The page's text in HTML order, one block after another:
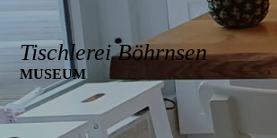
Tischlerei Böhrnsen
MUSEUM